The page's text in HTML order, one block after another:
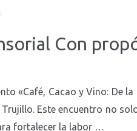
Con
«Café, Cacao y Vino: De
Este encuentro no
fortalecer la labor …